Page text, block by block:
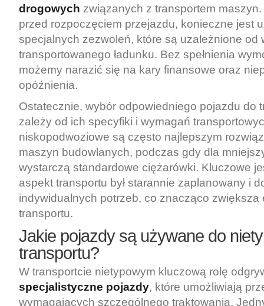
drogowych związanych z transportem
przed rozpoczęciem przejazdu, konieczne jest
specjalnych zezwoleń, które są uzależnione od
transportowanego ładunku. Bez spełnienia
możemy narazić się na kary finansowe oraz
opóźnienia.
Ostatecznie, wybór odpowiedniego pojazdu do
zależy od ich specyfiki i wymagań
niskopodwoziowe są często najlepszym
maszyn budowlanych, podczas gdy dla
wystarczą standardowe ciężarówki. Kluczowe
aspekt transportu był starannie zaplanowany i
indywidualnych potrzeb, co znacząco zwiększa
transportu.
Jakie pojazdy są używane do
transportu?
W transportcie nietypowym kluczową rolę
specjalistyczne pojazdy, które umożliwiają
wymagających szczególnego traktowania.